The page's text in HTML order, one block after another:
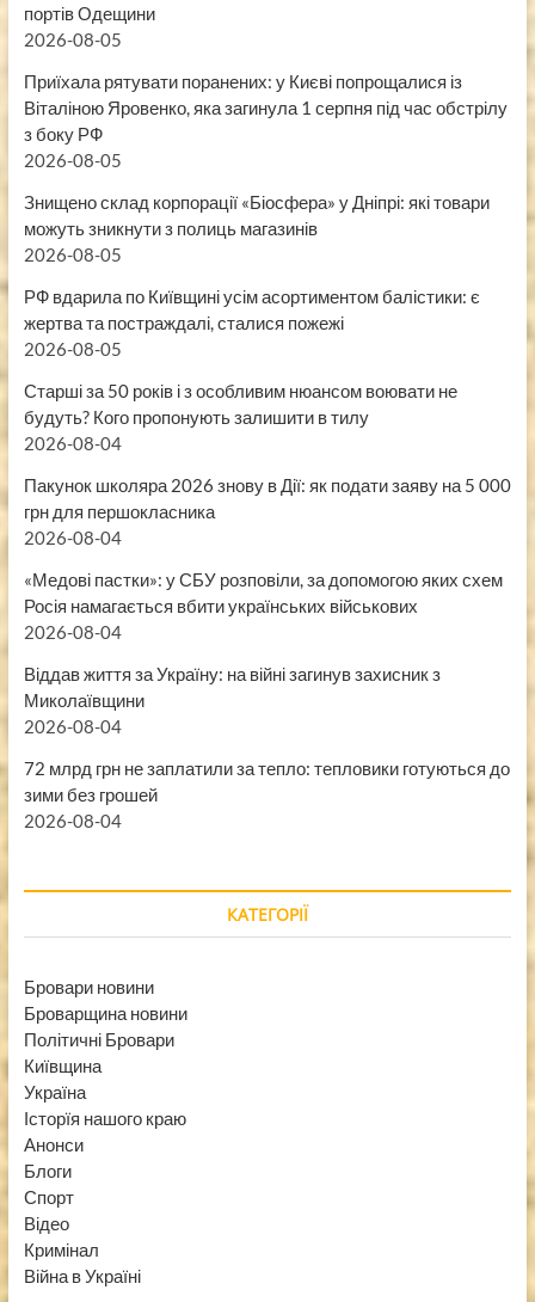
портів Одещини
2026-08-05
Приїхала рятувати поранених: у Києві попрощалися із
Віталіною Яровенко, яка загинула 1 серпня під час обстрілу
з боку РФ
2026-08-05
Знищено склад корпорації «Біосфера» у Дніпрі: які товари
можуть зникнути з полиць магазинів
2026-08-05
РФ вдарила по Київщині усім асортиментом балістики: є
жертва та постраждалі, сталися пожежі
2026-08-05
Старші за 50 років і з особливим нюансом воювати не
будуть? Кого пропонують залишити в тилу
2026-08-04
Пакунок школяра 2026 знову в Дії: як подати заяву на 5 000
грн для першокласника
2026-08-04
«Медові пастки»: у СБУ розповіли, за допомогою яких схем
Росія намагається вбити українських військових
2026-08-04
Віддав життя за Україну: на війні загинув захисник з
Миколаївщини
2026-08-04
72 млрд грн не заплатили за тепло: тепловики готуються до
зими без грошей
2026-08-04
КАТЕГОРІЇ
Бровари новини
Броварщина новини
Політичні Бровари
Київщина
Україна
Історїя нашого краю
Анонси
Блоги
Спорт
Відео
Кримінал
Війна в Україні